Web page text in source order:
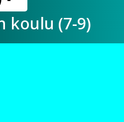
koulu (7-9)